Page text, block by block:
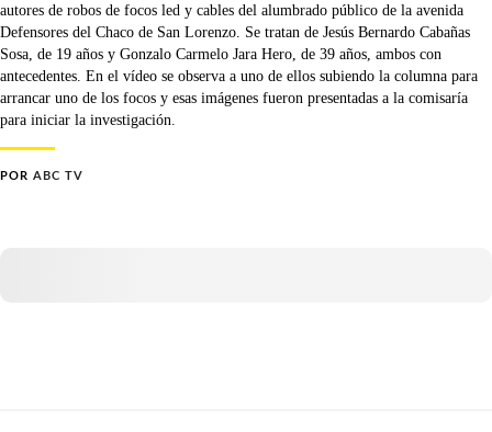
autores de robos de focos led y cables del alumbrado público de la avenida
Defensores del Chaco de San Lorenzo. Se tratan de Jesús Bernardo Cabañas
Sosa, de 19 años y Gonzalo Carmelo Jara Hero, de 39 años, ambos con
antecedentes. En el vídeo se observa a uno de ellos subiendo la columna para
arrancar uno de los focos y esas imágenes fueron presentadas a la comisaría
para iniciar la investigación.
POR ABC TV